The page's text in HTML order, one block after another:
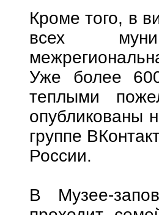
Кроме того, в
всех
Уже более
теплыми
опубликованы
группе
России.
В Музее-